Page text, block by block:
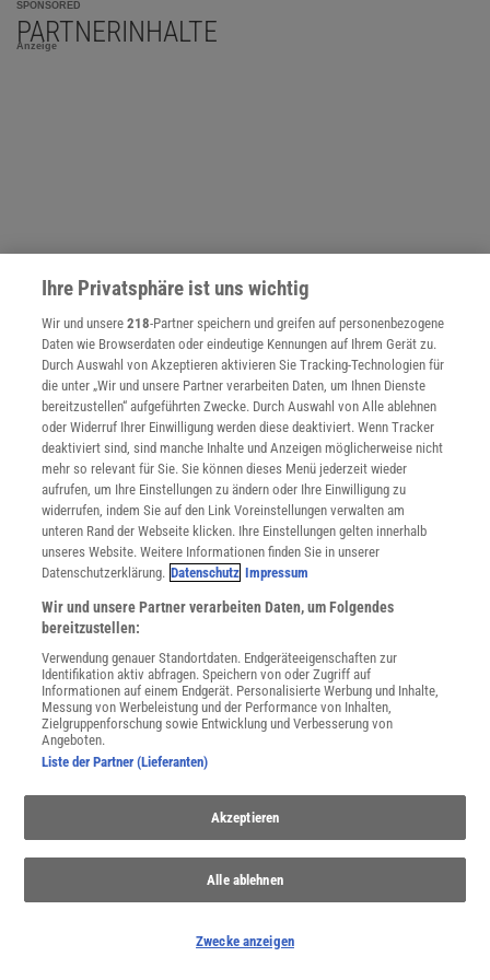
SPONSORED
PARTNERINHALTE
Anzeige
NACH OBEN
Für Sie im Spektrum-Shop und am Kiosk:
WEITERE NEUERSCHEINUNGEN SPEKTRUM SHOP
Spektrum.de-Newsletter abonnieren
Ihre Privatsphäre ist uns wichtig
Wir und unsere218-Partner speichern und greifen auf personenbezogene
Daten wie Browserdaten oder eindeutige Kennungen auf Ihrem Gerät zu.
Durch Auswahl von Akzeptieren aktivieren Sie Tracking-Technologien für
die unter „Wir und unsere Partner verarbeiten Daten, um Ihnen Dienste
bereitzustellen“ aufgeführten Zwecke. Durch Auswahl von Alle ablehnen
oder Widerruf Ihrer Einwilligung werden diese deaktiviert. Wenn Tracker
deaktiviert sind, sind manche Inhalte und Anzeigen möglicherweise nicht
mehr so relevant für Sie. Sie können dieses Menü jederzeit wieder
aufrufen, um Ihre Einstellungen zu ändern oder Ihre Einwilligung zu
widerrufen, indem Sie auf den Link Voreinstellungen verwalten am
unteren Rand der Webseite klicken. Ihre Einstellungen gelten innerhalb
unseres Website. Weitere Informationen finden Sie in unserer
Datenschutzerklärung. Datenschutz Impressum
Wir und unsere Partner verarbeiten Daten, um Folgendes
bereitzustellen:
Verwendung genauer Standortdaten. Endgeräteeigenschaften zur
Identifikation aktiv abfragen. Speichern von oder Zugriff auf
Informationen auf einem Endgerät. Personalisierte Werbung und Inhalte,
Messung von Werbeleistung und der Performance von Inhalten,
Zielgruppenforschung sowie Entwicklung und Verbesserung von
Angeboten.
Liste der Partner (Lieferanten)
Akzeptieren
Alle ablehnen
Zwecke anzeigen